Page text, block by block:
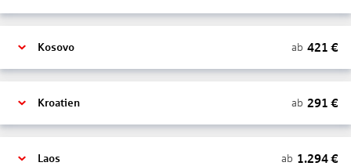
Kosovo ab 421 €
Kroatien ab 291 €
Laos ab 1.294€